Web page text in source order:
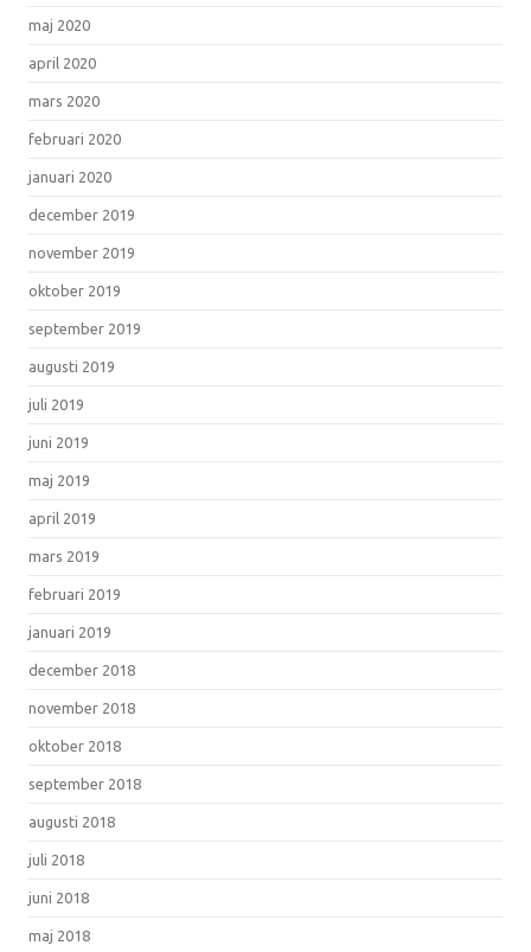
maj 2020
april 2020
mars 2020
februari 2020
januari 2020
december 2019
november 2019
oktober 2019
september 2019
augusti 2019
juli 2019
juni 2019
maj 2019
april 2019
mars 2019
februari 2019
januari 2019
december 2018
november 2018
oktober 2018
september 2018
augusti 2018
juli 2018
juni 2018
maj 2018